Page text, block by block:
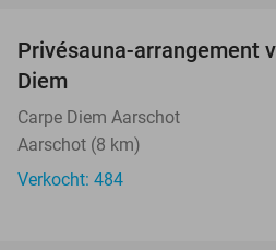
Privésauna-arrangement
Diem
Carpe Diem Aarschot
Aarschot (8 km)
Verkocht: 484